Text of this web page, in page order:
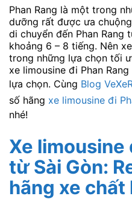
Phan Rang là một trong
dưỡng rất được ưa
di chuyển đến Phan Rang
khoảng 6 – 8 tiếng. Nên
trong những lựa chọn tối
xe limousine đi Phan
lựa chọn. Cùng Blog
số hãng xe limousine đi
nhé!
Xe limousine
từ Sài Gòn:
hãng xe